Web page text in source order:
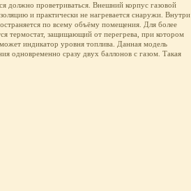
должно проветриваться. Внешний корпус газовой
и практически не нагревается снаружи. Внутри
по всему объёму помещения. Для более
термостат, защищающий от перегрева, при котором
индикатор уровня топлива. Данная модель
одновременно сразу двух баллонов с газом. Такая